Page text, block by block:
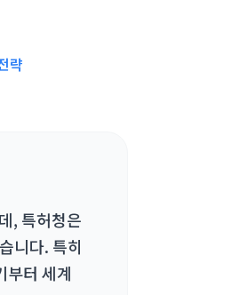
략
, 특허청은
니다. 특히
부터 세계